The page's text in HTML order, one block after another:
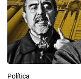
Política